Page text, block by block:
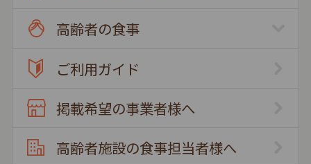
高齢者の食事
ご利用ガイド
掲載希望の事業者様へ
高齢者施設の食事担当者様へ